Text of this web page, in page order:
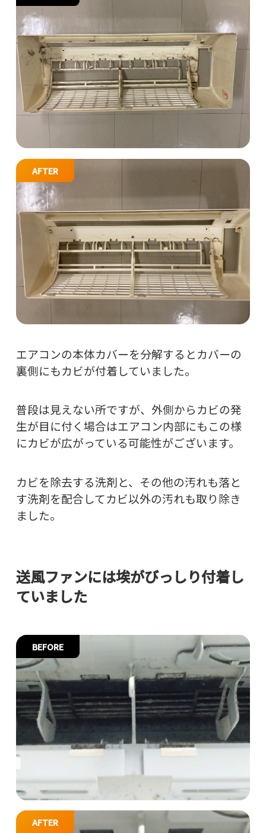
AFTER
エアコンの本体カバーを分解するとカバーの
裏側にもカビが付着していました。
普段は見えない所ですが、外側からカビの発
生が目に付く場合はエアコン内部にもこの様
にカビが広がっている可能性がございます。
カビを除去する洗剤と、その他の汚れも落と
す洗剤を配合してカビ以外の汚れも取り除き
ました。
送風ファンには埃がびっしり付着し
ていました
BEFORE
AFTER